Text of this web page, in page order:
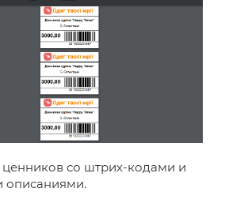
со штрих-кодами и